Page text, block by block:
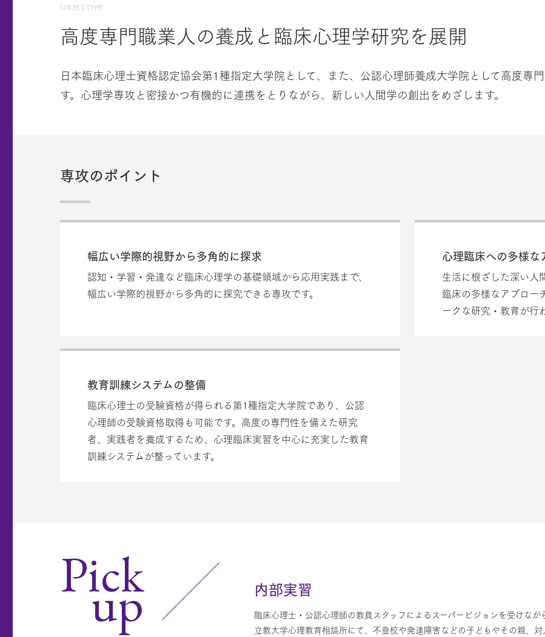
OBJECTIVE.
高度専門職業人の養成と臨床心理学研究を展開
日本臨床心理士資格認定協会第1種指定大学院として、また、公認心理師養成大学院として高度専
す。心理学専攻と密接かつ有機的に連携をとりながら、新しい人間学の創出をめざします。
専攻のポイント
幅広い学際的視野から多角的に探求
認知・学習・発達など臨床心理学の基礎領域から応用実践まで、
幅広い学際的視野から多角的に探究できる専攻です。
心理臨床への多様な
生活に根ざした深い人
臨床の多様なアプロー
ークな研究・教育が行
教育訓練システムの整備
臨床心理士の受験資格が得られる第1種指定大学院であり、公認
心理師の受験資格取得も可能です。高度の専門性を備えた研究
者、実践者を養成するため、心理臨床実習を中心に充実した教育
訓練システムが整っています。
Pick
up 内部実習
臨床心理士・公認心理師の教員スタッフによるスーパービジョンを受けな
立教大学心理教育相談所にて、不登校や発達障害などの子どもやその親、